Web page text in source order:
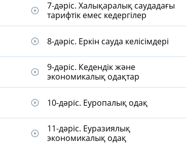
play_circle_outline
7-дәріс. Халықаралық саудадағы
тарифтік емес кедергілер
play_circle_outline 8-дәріс. Еркін сауда келісімдері
play_circle_outline
9-дәріс. Кедендік және
экономикалық одақтар
play_circle_outline 10-дәріс. Еуропалық одақ
play_circle_outline
11-дәріс. Еуразиялық
экономикалық одақ